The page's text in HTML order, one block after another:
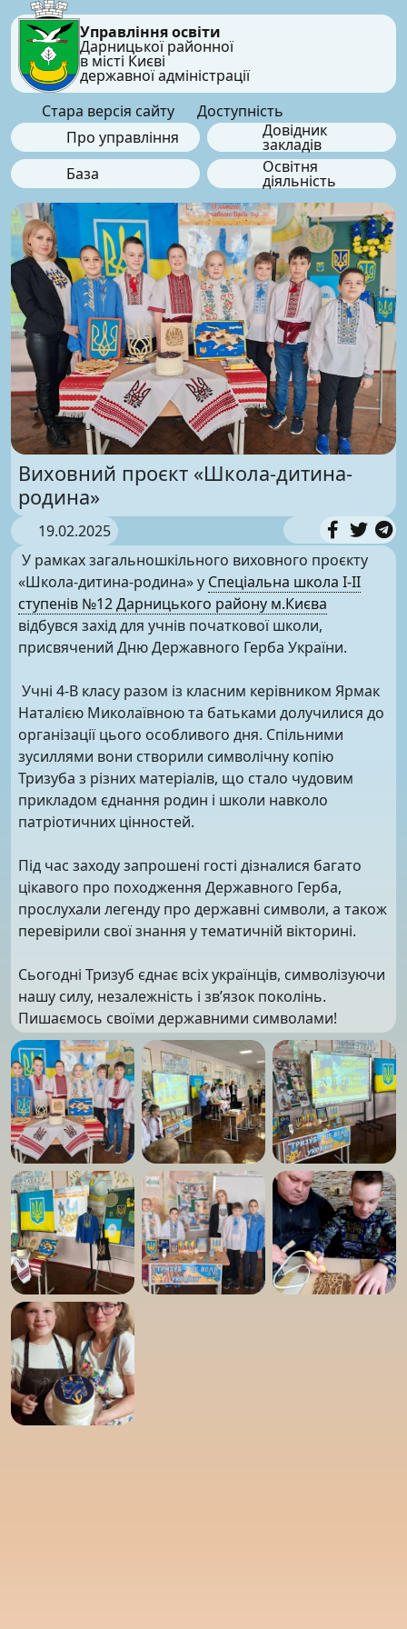
Управління освіти
Дарницької районної
в місті Києві
державної адміністрації
Стара версія сайту
Доступність
Про управління
Довідник
закладів
База
Освітня
діяльність
Виховний проєкт «Школа-дитина-
родина»
19.02.2025
У рамках загальношкільного виховного проєкту
«Школа-дитина-родина» у Спеціальна школа І-ІІ
ступенів №12 Дарницького району м.Києва
відбувся захід для учнів початкової школи,
присвячений Дню Державного Герба України.
Учні 4-В класу разом із класним керівником Ярмак
Наталією Миколаївною та батьками долучилися до
організації цього особливого дня. Спільними
зусиллями вони створили символічну копію
Тризуба з різних матеріалів, що стало чудовим
прикладом єднання родин і школи навколо
патріотичних цінностей.
Під час заходу запрошені гості дізналися багато
цікавого про походження Державного Герба,
прослухали легенду про державні символи, а також
перевірили свої знання у тематичній вікторині.
Сьогодні Тризуб єднає всіх українців, символізуючи
нашу силу, незалежність і зв’язок поколінь.
Пишаємось своїми державними символами!